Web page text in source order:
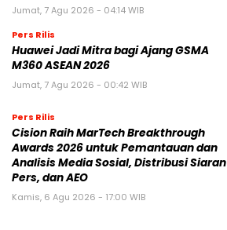
Jumat, 7 Agu 2026 - 04:14 WIB
Pers Rilis
Huawei Jadi Mitra bagi Ajang GSMA
M360 ASEAN 2026
Jumat, 7 Agu 2026 - 00:42 WIB
Pers Rilis
Cision Raih MarTech Breakthrough
Awards 2026 untuk Pemantauan dan
Analisis Media Sosial, Distribusi Siaran
Pers, dan AEO
Kamis, 6 Agu 2026 - 17:00 WIB